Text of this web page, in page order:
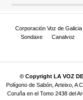
Corporación Voz de Galicia
Sondaxe
Canalvoz
© Copyright LA VOZ
Polígono de Sabón, Arteixo, A
Coruña en el Tomo 2438 del